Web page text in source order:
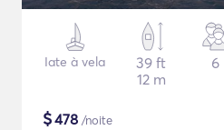
Iate à vela
39 ft
12 m
6
$478 /noite